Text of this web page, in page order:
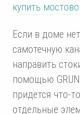
купить
Если в доме
самотечную
направить
помощью
придется что-
отдельные